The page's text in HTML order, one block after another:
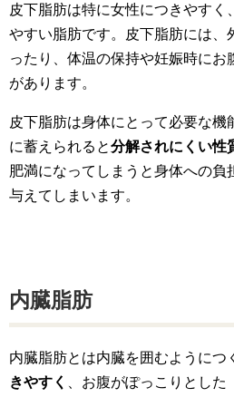
皮下脂肪は特に女性につきやすく
やすい脂肪です。皮下脂肪には、
ったり、体温の保持や妊娠時にお
があります。
皮下脂肪は身体にとって必要な機
に蓄えられると分解されにくい性
肥満になってしまうと身体への負
与えてしまいます。
内臓脂肪
内臓脂肪とは内臓を囲むようにつ
きやすく
、お腹がぽっこりとし